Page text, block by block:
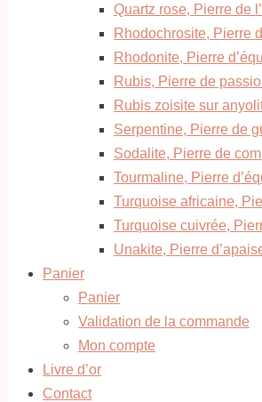
Quartz rose, Pierre de
Rhodochrosite, Pierre
Rhodonite, Pierre
Rubis, Pierre de
Rubis zoisite sur
Serpentine, Pierre de
Sodalite, Pierre de
Tourmaline, Pierre
Turquoise africaine,
Turquoise cuivrée,
Unakite, Pierre
Panier
Panier
Validation de la commande
Mon compte
Livre d’or
Contact